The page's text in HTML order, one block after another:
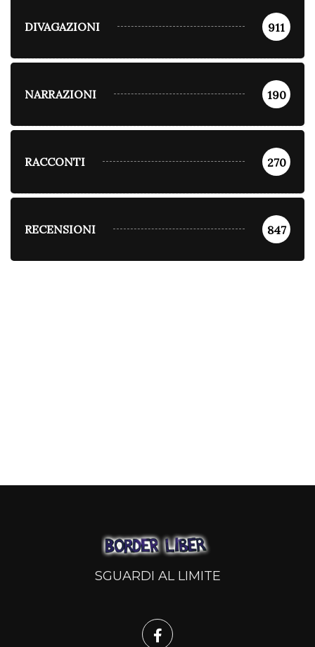
DIVAGAZIONI 911
NARRAZIONI 190
RACCONTI 270
RECENSIONI 847
SGUARDI AL LIMITE